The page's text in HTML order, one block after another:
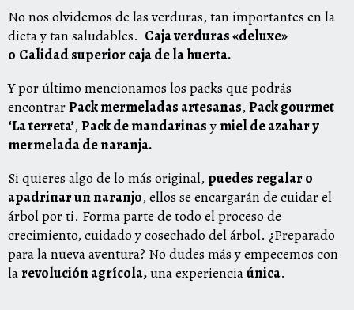
No nos olvidemos de las verduras, tan importantes en la
dieta y tan saludables. Caja verduras «deluxe»
o Calidad superior caja de la huerta.
Y por último mencionamos los packs que podrás
encontrarPack mermeladas artesanas,Pack gourmet
‘La terreta’,Pack de mandarinasymiel de azahar y
mermelada de naranja.
Si quieres algo de lo más original, puedes regalar o
apadrinar un naranjo, ellos se encargarán de cuidar el
árbol por ti. Forma parte de todo el proceso de
crecimiento, cuidado y cosechado del árbol. ¿Preparado
para la nueva aventura? No dudes más y empecemos con
larevolución agrícola,una experienciaúnica.